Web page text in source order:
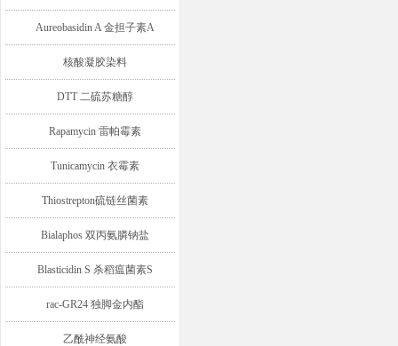
Aureobasidin A 金担子素A
核酸凝胶染料
DTT 二硫苏糖醇
Rapamycin 雷帕霉素
Tunicamycin 衣霉素
Thiostrepton硫链丝菌素
Bialaphos 双丙氨膦钠盐
Blasticidin S 杀稻瘟菌素S
rac-GR24 独脚金内酯
乙酰神经氨酸